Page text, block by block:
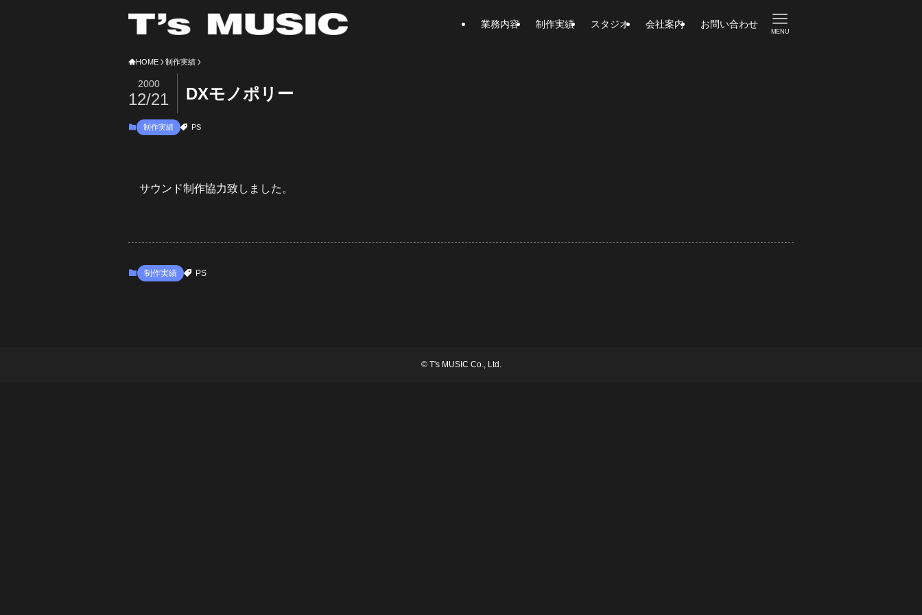
業務内容 制作実績 スタジオ 会社案内 お問い合わせ
MENU
HOME 制作実績
DXモノポリー
2000
12/21
制作実績 PS
サウンド制作協力致しました。
制作実績 PS
©T's MUSIC Co., Ltd.